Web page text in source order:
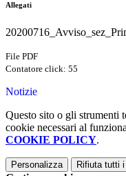
Allegati
File PDF
Contatore click: 55
Notizie
Questo sito o gli strumenti
cookie necessari al
COOKIE POLICY.
Personalizza Rifiuta tutti i